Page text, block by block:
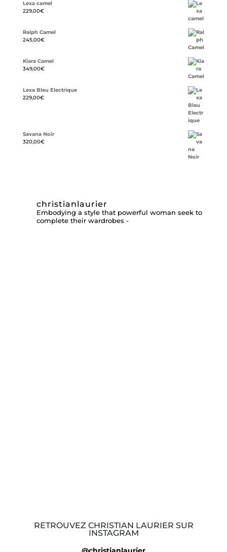
Lexa camel
229,00€
Ralph Camel
245,00€
Kiara Camel
349,00€
Lexa Bleu Electrique
229,00€
Savana Noir
320,00€
christianlaurier
Embodying a style that powerful woman seek to
complete their wardrobes -
RETROUVEZ CHRISTIAN LAURIER SUR
INSTAGRAM